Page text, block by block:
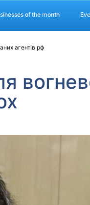
of the month
агентів рф